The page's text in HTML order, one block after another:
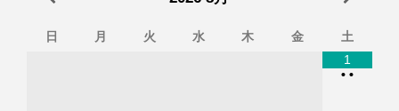
日 月 火 水 木 金
土
1
• •